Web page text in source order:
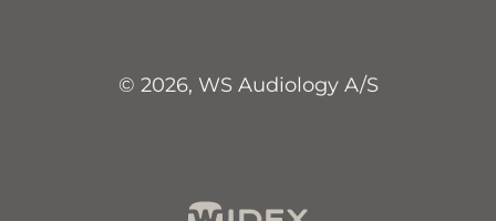
© 2026, WS Audiology A/S